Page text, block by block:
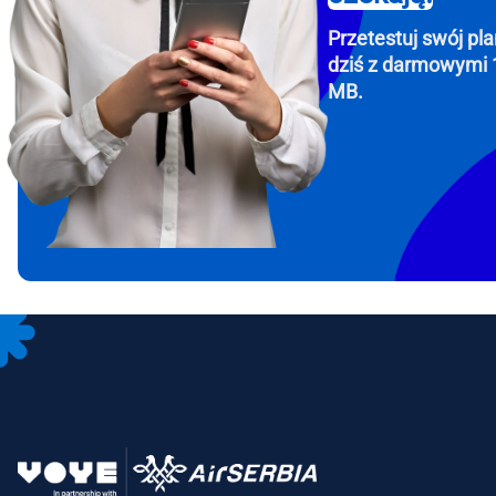
To
Then,
in
Przetestuj swój
dziś z darmowymi
MB.